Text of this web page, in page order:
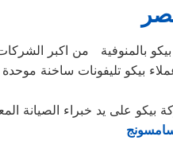
بيكو تليفونات ساخنة موحدة